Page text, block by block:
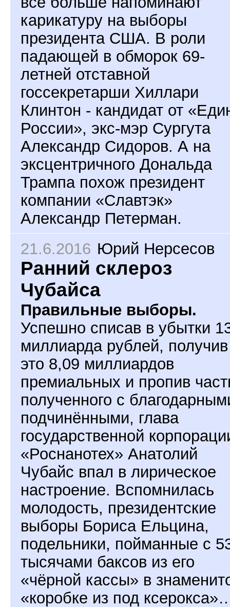
карикатуру на выборы
президента США. В роли
падающей в обморок 69-
летней отставной
госсекретарши Хиллари
Клинтон - кандидат от
России», экс-мэр Сургута
Александр Сидоров. А на
эксцентричного Дональда
Трампа похож президент
компании «Славтэк»
Александр Петерман.
21.6.2016 Юрий Нерсесов
Ранний склероз
Чубайса
Правильные выборы.
Успешно списав в убытки
миллиарда рублей,
это 8,09 миллиардов
премиальных и пропив
полученного с
подчинёнными, глава
государственной
«Роснанотех» Анатолий
Чубайс впал в лирическое
настроение. Вспомнилась
молодость, президентские
выборы Бориса Ельцина,
подельники, пойманные с
тысячами баксов из его
«чёрной кассы» в
«коробке из под